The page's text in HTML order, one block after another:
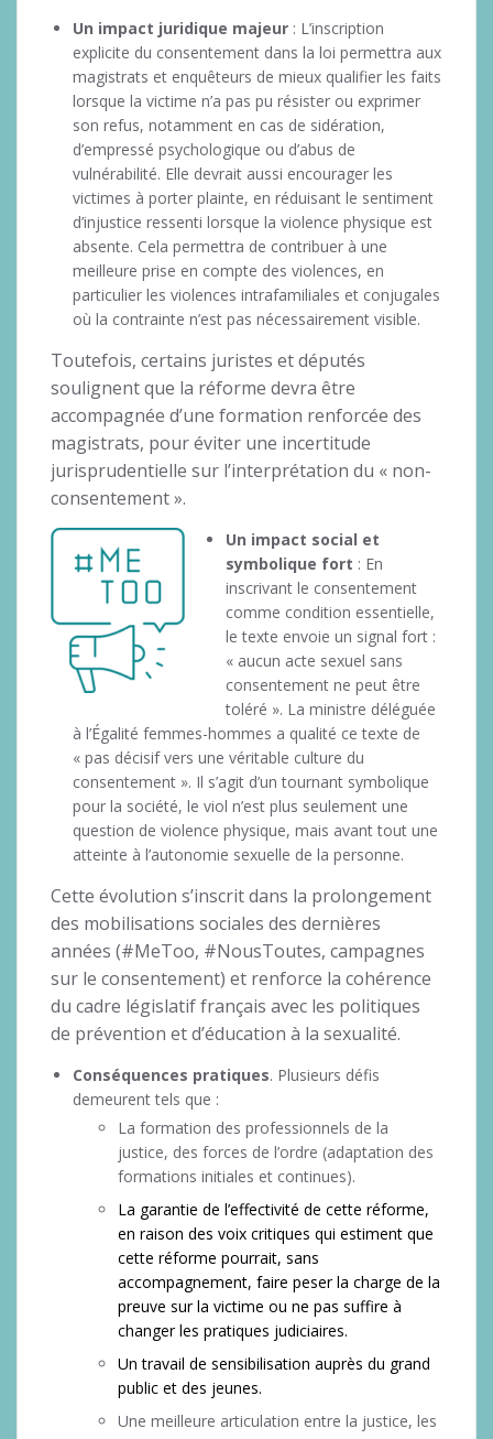
Un impact juridique majeur : L’inscription
explicite du consentement dans la loi permettra aux
magistrats et enquêteurs de mieux qualifier les faits
lorsque la victime n’a pas pu résister ou exprimer
son refus, notamment en cas de sidération,
d’empressé psychologique ou d’abus de
vulnérabilité. Elle devrait aussi encourager les
victimes à porter plainte, en réduisant le sentiment
d’injustice ressenti lorsque la violence physique est
absente. Cela permettra de contribuer à une
meilleure prise en compte des violences, en
particulier les violences intrafamiliales et conjugales
où la contrainte n’est pas nécessairement visible.
Toutefois, certains juristes et députés
soulignent que la réforme devra être
accompagnée d’une formation renforcée des
magistrats, pour éviter une incertitude
jurisprudentielle sur l’interprétation du « non-
consentement ».
Un impact social et
symbolique fort : En
inscrivant le consentement
comme condition essentielle,
le texte envoie un signal fort :
« aucun acte sexuel sans
consentement ne peut être
toléré ». La ministre déléguée
à l’Égalité femmes-hommes a qualité ce texte de
« pas décisif vers une véritable culture du
consentement ». Il s’agit d’un tournant symbolique
pour la société, le viol n’est plus seulement une
question de violence physique, mais avant tout une
atteinte à l’autonomie sexuelle de la personne.
Cette évolution s’inscrit dans la prolongement
des mobilisations sociales des dernières
années (#MeToo, #NousToutes, campagnes
sur le consentement) et renforce la cohérence
du cadre législatif français avec les politiques
de prévention et d’éducation à la sexualité.
Conséquences pratiques. Plusieurs défis
demeurent tels que :
La formation des professionnels de la
justice, des forces de l’ordre (adaptation des
formations initiales et continues).
La garantie de l’effectivité de cette réforme,
en raison des voix critiques qui estiment que
cette réforme pourrait, sans
accompagnement, faire peser la charge de la
preuve sur la victime ou ne pas suffire à
changer les pratiques judiciaires.
Un travail de sensibilisation auprès du grand
public et des jeunes.
Une meilleure articulation entre la justice, les